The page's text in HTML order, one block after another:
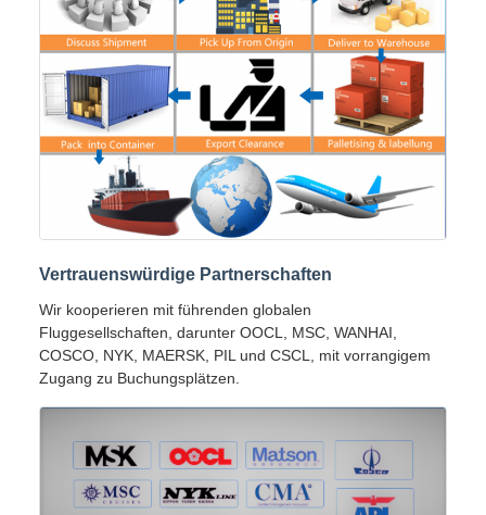
Vertrauenswürdige Partnerschaften
Wir kooperieren mit führenden globalen
Fluggesellschaften, darunter OOCL, MSC, WANHAI,
COSCO, NYK, MAERSK, PIL und CSCL, mit vorrangigem
Zugang zu Buchungsplätzen.